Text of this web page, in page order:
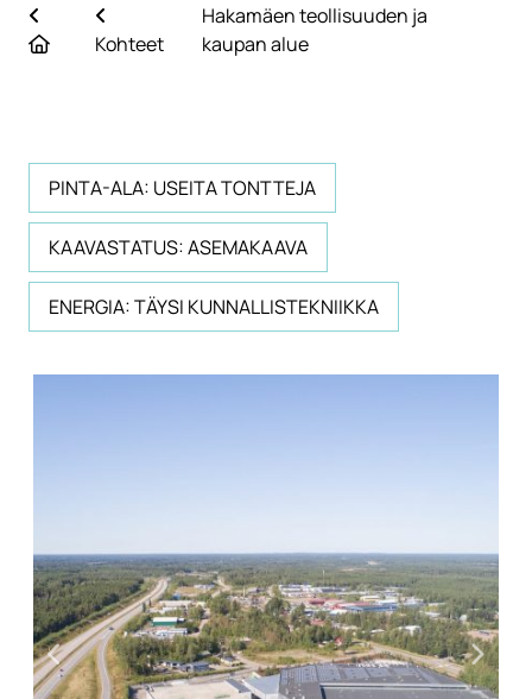
EtusivuKohteet
Hakamäen teollisuuden ja
kaupan alue
PINTA-ALA: USEITA TONTTEJA
KAAVASTATUS: ASEMAKAAVA
ENERGIA: TÄYSI KUNNALLISTEKNIIKKA
Edellinen